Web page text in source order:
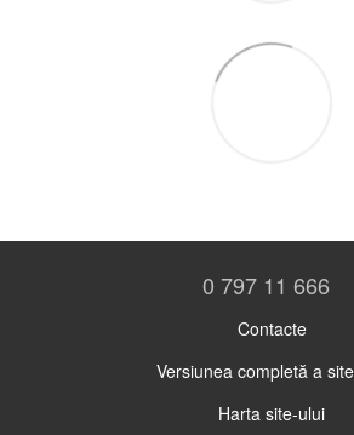
0 797 11 666
Contacte
Versiunea completă a
Harta site-ului